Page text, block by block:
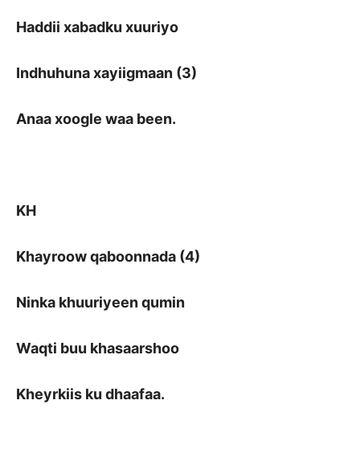
Haddii xabadku xuuriyo
Indhuhuna xayiigmaan (3)
Anaa xoogle waa been.
KH
Khayroow qaboonnada (4)
Ninka khuuriyeen qumin
Waqti buu khasaarshoo
Kheyrkiis ku dhaafaa.